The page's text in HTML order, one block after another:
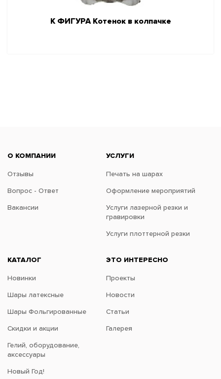
К ФИГУРА Котенок в колпачке
О КОМПАНИИ
Отзывы
Вопрос - Ответ
Вакансии
УСЛУГИ
Печать на шарах
Оформление мероприятий
Услуги лазерной резки и
гравировки
Услуги плоттерной резки
КАТАЛОГ
Новинки
Шары латексные
Шары Фольгированные
Скидки и акции
Гелий, оборудование,
аксессуары
Новый Год!
ЭТО ИНТЕРЕСНО
Проекты
Новости
Статьи
Галерея